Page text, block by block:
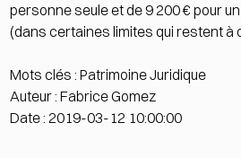
personne seule et de 9 200 € pour
(dans certaines limites qui restent à
Mots clés : Patrimoine Juridique
Auteur : Fabrice Gomez
Date : 2019-03-12 10:00:00